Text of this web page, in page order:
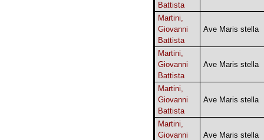
Battista
Martini,
Giovanni
Battista
Ave Maris stella
Martini,
Giovanni
Battista
Ave Maris stella
Martini,
Giovanni
Battista
Ave Maris stella
Martini,
Giovanni
Ave Maris stella